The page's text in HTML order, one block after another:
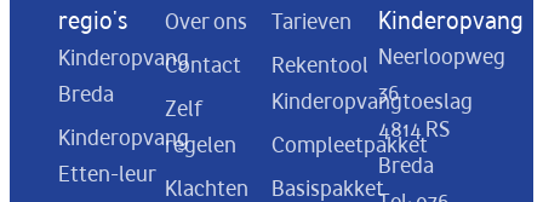
regio's
Kinderopvang
Breda
Kinderopvang
Etten-leur
Over ons
Contact
Zelf
regelen
Klachten
Tarieven
Rekentool
Kinderopvangtoeslag
Compleetpakket
Basispakket
Kinderopvang
Neerloopweg
36
4814 RS
Breda